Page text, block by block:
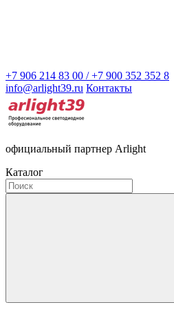
+7 906 214 83 00 / +7 900 352 352 8
info@arlight39.ru Контакты
официальный партнер Arlight
Каталог